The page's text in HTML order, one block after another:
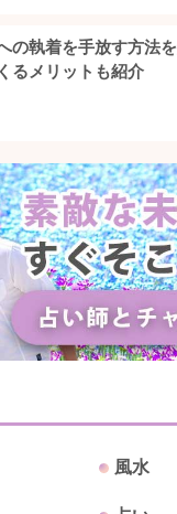
の執着を手放す方法
るメリットも紹介
風水